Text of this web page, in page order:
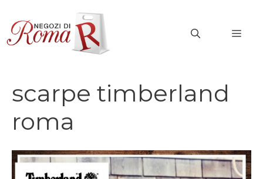
contenuto
scarpe timberland
roma